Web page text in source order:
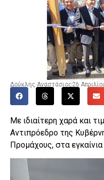
Δούκλης Αναστάσιος 26
Με ιδιαίτερη χαρά και
Αντιπρόεδρο της
Προμάχους, στα